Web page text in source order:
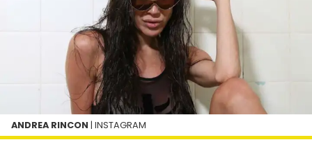
ANDREA RINCON | INSTAGRAM